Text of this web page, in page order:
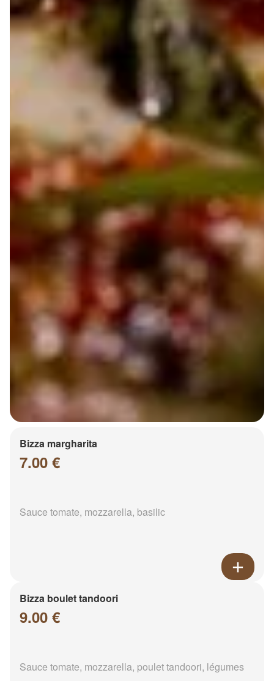
Bizza margharita
7.00 €
Sauce tomate, mozzarella, basilic
Bizza boulet tandoori
9.00 €
Sauce tomate, mozzarella, poulet tandoori, légumes